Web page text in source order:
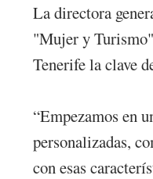
La directora
"Mujer y
Tenerife la clave
“Empezamos en
personalizadas,
con esas